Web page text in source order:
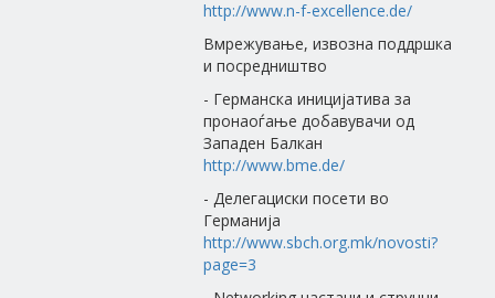
http://www.n-f-excellence.de/
Вмрежување, извозна поддршка
и посредништво
- Германска иницијатива за
пронаоѓање добавувачи од
Западен Балкан
http://www.bme.de/
- Делегациски посети во
Германија
http://www.sbch.org.mk/novosti?
page=3